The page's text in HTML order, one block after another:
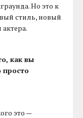
Но это к
стиль, новый
как вы
просто
это —